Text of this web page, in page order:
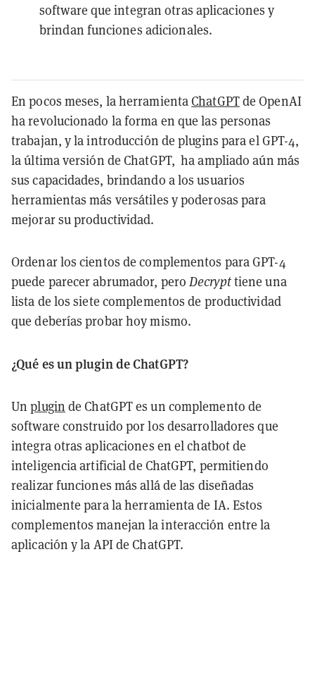
software que integran otras aplicaciones y
brindan funciones adicionales.
En pocos meses, la herramientaChatGPTde OpenAI
ha revolucionado la forma en que las personas
trabajan, y la introducción de plugins para el GPT-4,
la última versión de ChatGPT, ha ampliado aún más
sus capacidades, brindando a los usuarios
herramientas más versátiles y poderosas para
mejorar su productividad.
Ordenar los cientos de complementos para GPT-4
puede parecer abrumador, peroDecrypttiene una
lista de los siete complementos de productividad
que deberías probar hoy mismo.
¿Qué es un plugin de ChatGPT?
Unplugin de ChatGPT es un complemento de
software construido por los desarrolladores que
integra otras aplicaciones en el chatbot de
inteligencia artificial de ChatGPT, permitiendo
realizar funciones más allá de las diseñadas
inicialmente para la herramienta de IA. Estos
complementos manejan la interacción entre la
aplicación y la API de ChatGPT.